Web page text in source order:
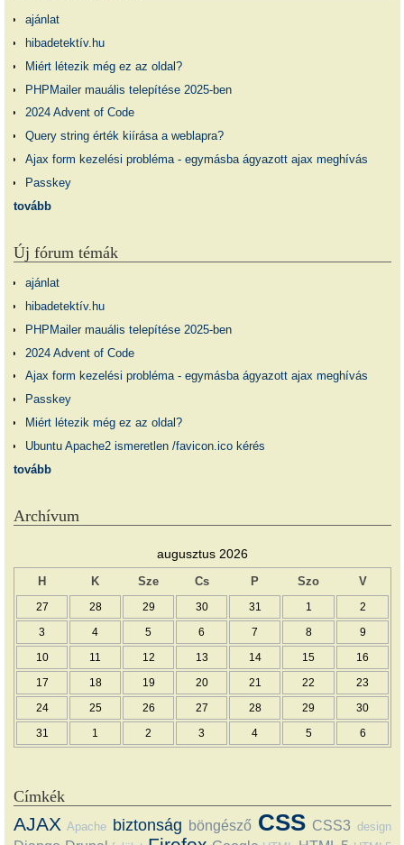
ajánlat
hibadetektív.hu
Miért létezik még ez az oldal?
PHPMailer mauális telepítése 2025-ben
2024 Advent of Code
Query string érték kiírása a weblapra?
Ajax form kezelési probléma - egymásba ágyazott ajax meghívás
Passkey
tovább
Új fórum témák
ajánlat
hibadetektív.hu
PHPMailer mauális telepítése 2025-ben
2024 Advent of Code
Ajax form kezelési probléma - egymásba ágyazott ajax meghívás
Passkey
Miért létezik még ez az oldal?
Ubuntu Apache2 ismeretlen /favicon.ico kérés
tovább
Archívum
augusztus 2026
H K Sze Cs P Szo V
27 28 29 30 31 1 2
3 4 5 6 7 8 9
10 11 12 13 14 15 16
17 18 19 20 21 22 23
24 25 26 27 28 29 30
31 1 2 3 4 5 6
Címkék
AJAX Apache biztonság böngésző CSS CSS3 design